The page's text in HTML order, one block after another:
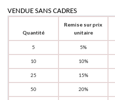
VENDUE SANS CADRES
Quantité
Remise sur prix
unitaire
5 5%
10 10%
25 15%
50 20%